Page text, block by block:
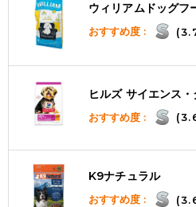
ウィリアムドッグフ
おすすめ度 :
ヒルズ サイエンス
おすすめ度 :
K9ナチュラル
おすすめ度 :